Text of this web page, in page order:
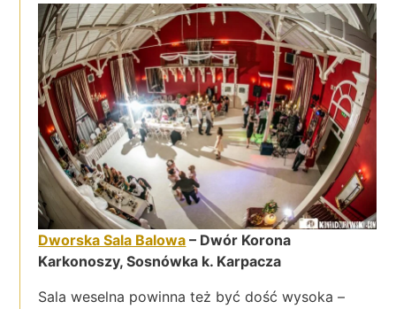
Dworska Sala Balowa – Dwór Korona
Karkonoszy, Sosnówka k. Karpacza
Sala weselna powinna też być dość wysoka –